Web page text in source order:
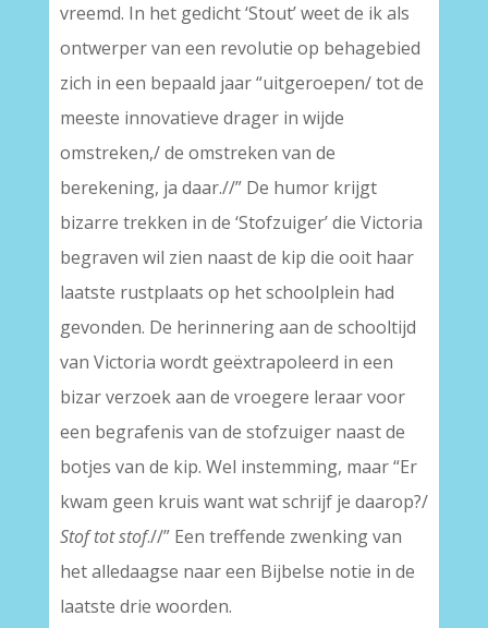
vreemd. In het gedicht ‘Stout’ weet de ik als
ontwerper van een revolutie op behagebied
zich in een bepaald jaar “uitgeroepen/ tot de
meeste innovatieve drager in wijde
omstreken,/ de omstreken van de
berekening, ja daar.//” De humor krijgt
bizarre trekken in de ‘Stofzuiger’ die Victoria
begraven wil zien naast de kip die ooit haar
laatste rustplaats op het schoolplein had
gevonden. De herinnering aan de schooltijd
van Victoria wordt geëxtrapoleerd in een
bizar verzoek aan de vroegere leraar voor
een begrafenis van de stofzuiger naast de
botjes van de kip. Wel instemming, maar “Er
kwam geen kruis want wat schrijf je daarop?/
Stof tot stof.//” Een treffende zwenking van
het alledaagse naar een Bijbelse notie in de
laatste drie woorden.